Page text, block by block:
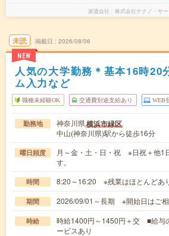
派遣会社 株式会社テクノ・サー
未読
NEW
掲載日 2026/08/06
人気の大学勤務＊基本16時20
ム入力など
職種未経験OK 交通費別途支給あり WEB
勤務地 神奈川県横浜市緑区
中山(神奈川県)駅から徒歩16分
曜日頻度
月～金・土・日・祝 ※日祝＋他1
す。
時間 8:20～16:20 ※残業はほとんどあ
期間 2026/09/01～長期 ※開始日はご
時給
時給1400円～1450円＋交 ■給与
ービスあり